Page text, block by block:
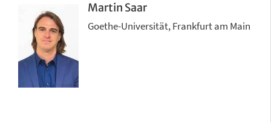
Martin Saar
Goethe-Universität, Frankfurt am Main